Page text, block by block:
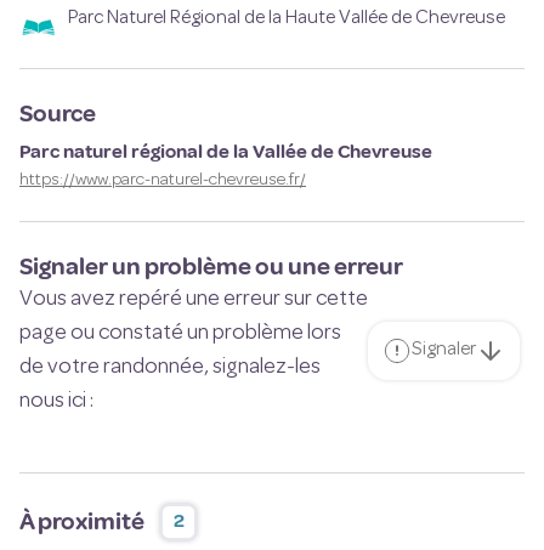
Parc Naturel Régional de la Haute Vallée de Chevreuse
Source
Parc naturel régional de la Vallée de Chevreuse
https://www.parc-naturel-chevreuse.fr/
Signaler un problème ou une erreur
Vous avez repéré une erreur sur cette
page ou constaté un problème lors
de votre randonnée, signalez-les
nous ici :
Signaler
À proximité 2